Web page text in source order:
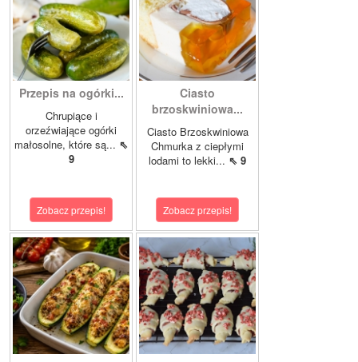
Przepis na ogórki...
Chrupiące i
orzeźwiające ogórki
małosolne, które są... ⇖
9
Zobacz przepis!
Ciasto
brzoskwiniowa...
Ciasto Brzoskwiniowa
Chmurka z ciepłymi
lodami to lekki... ⇖ 9
Zobacz przepis!